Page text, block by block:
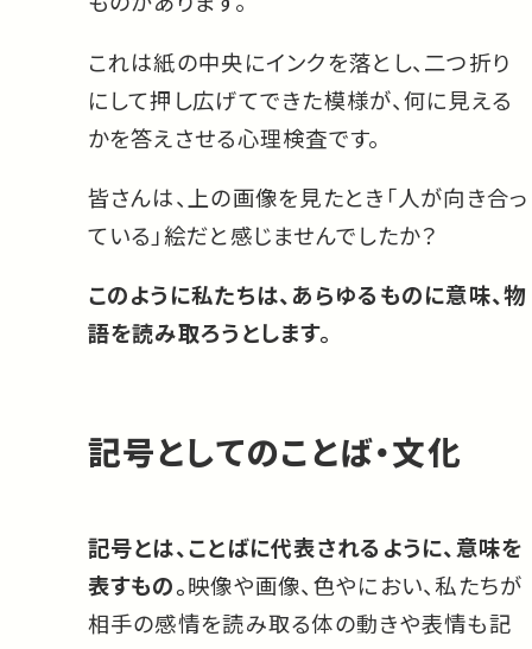
これは紙の中央にインクを落とし、二つ折り
にして押し広げてできた模様が、何に見える
かを答えさせる心理検査です。
皆さんは、上の画像を見たとき「人が向き合っ
ている」絵だと感じませんでしたか？
このように私たちは、あらゆるものに意味、物
語を読み取ろうとします。
記号としてのことば・文化
記号とは、ことばに代表されるように、意味を
表すもの。映像や画像、色やにおい、私たちが
相手の感情を読み取る体の動きや表情も記